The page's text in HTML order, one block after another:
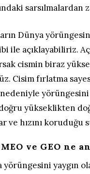
sarsılmalardan
Dünya
ile açıklayabiliriz.
cismin biraz
Cisim fırlatma
yükseklikten
ve hızını koruduğu
MEO ve GEO ne
yörüngesini yaygın